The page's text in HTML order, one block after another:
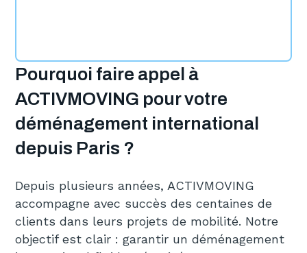
Pourquoi faire appel à
ACTIVMOVING pour votre
déménagement international
depuis Paris ?
Depuis plusieurs années, ACTIVMOVING
accompagne avec succès des centaines de
clients dans leurs projets de mobilité. Notre
objectif est clair : garantir un déménagement